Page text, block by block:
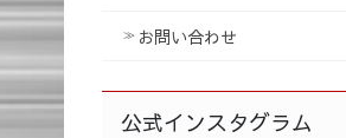
お問い合わせ
公式インスタグラム